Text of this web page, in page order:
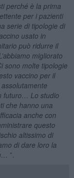
perché è la prima
per i pazienti
serie di tipologie di
usato in
può ridurre il
migliorato
sono molte tipologie
vaccino per il
futuro… Lo studio
che hanno una
anche con
questo
altissimo di
di dare loro la
”.